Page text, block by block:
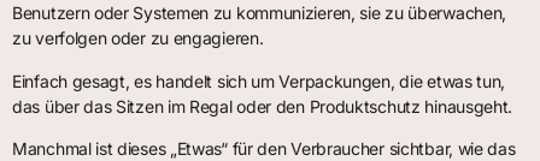
Benutzern oder Systemen zu kommunizieren, sie zu überwachen,
zu verfolgen oder zu engagieren.
Einfach gesagt, es handelt sich um Verpackungen, die etwas tun,
das über das Sitzen im Regal oder den Produktschutz hinausgeht.
Manchmal ist dieses „Etwas“ für den Verbraucher sichtbar, wie das